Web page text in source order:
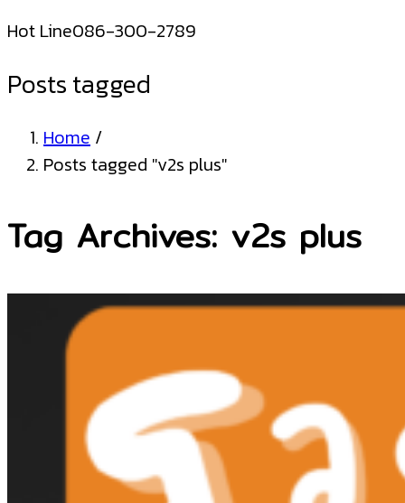
Hot Line086-300-2789
Posts tagged
Home /
Posts tagged "v2s plus"
Tag Archives: v2s plus